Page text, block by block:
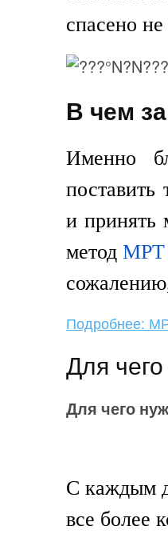
спасено
В чем
Именно
поставить
и принять
методМРТ
Подробнее:
Для
Для чего
С каждым
все более